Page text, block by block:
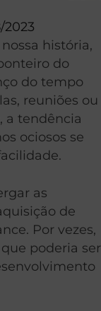
2023
história,
do
do tempo
reuniões ou
a tendência
ociosos se
as
de
Por vezes,
poderia ser